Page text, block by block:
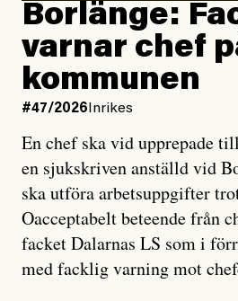
Borlänge:
varnar chef
kommunen
#47/2026 Inrikes
En chef ska vid upprepade
en sjukskriven anställd vid
ska utföra arbetsuppgifter
Oacceptabelt beteende från
facket Dalarnas LS som i
med facklig varning mot